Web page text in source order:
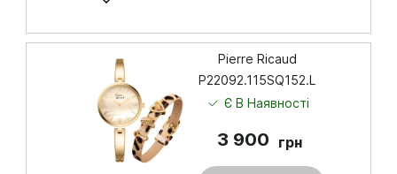
Pierre Ricaud
P22092.115SQ152.L
Є В Наявності
3 900 грн